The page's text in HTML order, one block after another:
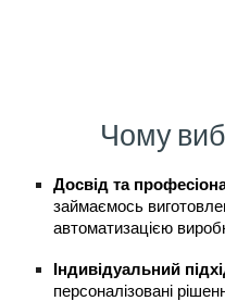
Чому
Досвід та
займаємось
автоматизацією
Індивідуальний
персоналізовані